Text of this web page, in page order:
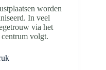
worden
In veel
via het
volgt.